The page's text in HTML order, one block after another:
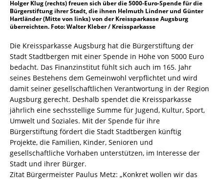
Holger Klug (rechts) freuen sich über die 5000-Euro-Spende für die
Bürgerstiftung ihrer Stadt, die ihnen Helmuth Lindner und Günter
Hartländer (Mitte von links) von der Kreissparkasse Augsburg
überreichten. Foto: Walter Kleber / Kreissparkasse
Die Kreissparkasse Augsburg hat die Bürgerstiftung der
Stadt Stadtbergen mit einer Spende in Höhe von 5000 Euro
bedacht. Das Finanzinstitut fühlt sich auch im 165. Jahr
seines Bestehens dem Gemeinwohl verpflichtet und wird
damit seiner gesellschaftlichen Verantwortung in der Region
Augsburg gerecht. Deshalb spendet die Kreissparkasse
jährlich eine sechsstellige Summe für Jugend, Kultur, Sport,
Umwelt und Soziales. Mit der Spende für ihre
Bürgerstiftung fördert die Stadt Stadtbergen künftig
Projekte, die Familien, Kinder, Senioren und
gesellschaftliche Vorhaben unterstützen, im Interesse der
Stadt und ihrer Bürger.
Zitat Bürgermeister Paulus Metz: „Konkret wollen wir das